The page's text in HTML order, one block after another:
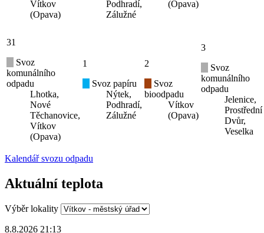
Vítkov
(Opava)
Podhradí,
Zálužné
(Opava)
31
Svoz
komunálního
odpadu
Lhotka,
Nové
Těchanovice,
Vítkov
(Opava)
1
Svoz papíru
Nýtek,
Podhradí,
Zálužné
2
Svoz
bioodpadu
Vítkov
(Opava)
3
Svoz
komunálního
odpadu
Jelenice,
Prostřední
Dvůr,
Veselka
Kalendář svozu odpadu
Aktuální teplota
Výběr lokality
8.8.2026 21:13